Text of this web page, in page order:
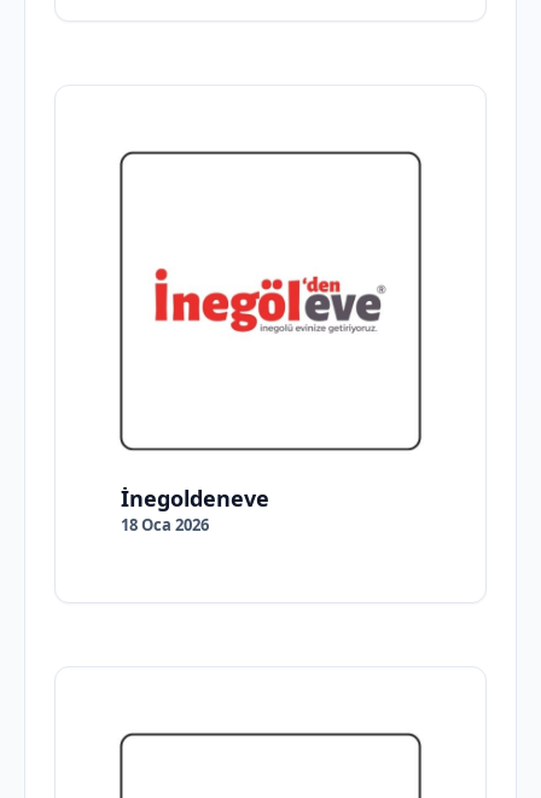
İnegoldeneve
18 Oca 2026